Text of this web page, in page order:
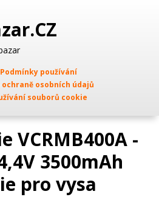
Podmínky používání
osobních údajů
souborů cookie
VCRMB400A -
3500mAh
pro vysa